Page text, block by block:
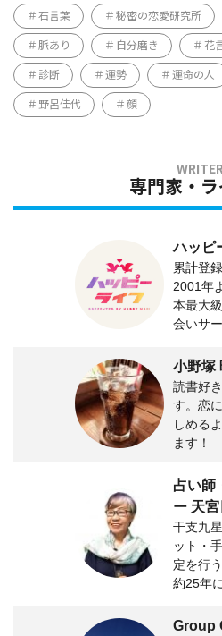
石言葉 秘密の恋愛研究所
脈あり 自分磨き 花
診断 運勢 運命の人
野呂佳代 顔
専門家・ラ
ハッピ
累計登
2001年
本最大
会いサ
小野塚
読書好
す。恋
しめる
ます！
占い師
ー 天
干支九
ット・
定を行
約25年
Group